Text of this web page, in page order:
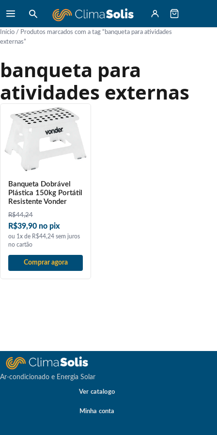
Início / Produtos marcados com a tag “banqueta para atividades
externas”
banqueta para
atividades externas
Banqueta Dobrável
Plástica 150kg Portátil
Resistente Vonder
R$44,24
R$39,90 no pix
ou 1x de R$44,24 sem juros
no cartão
Comprar agora
Ar-condicionado e Energia Solar
Ver catalogo
Minha conta